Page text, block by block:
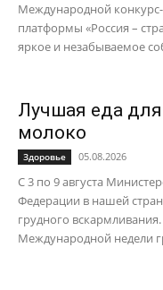
Международной
платформы «Россия –
яркое и незабываемое
Лучшая еда
молоко
Здоровье 05.08.2026
С 3 по 9 августа
Федерации в нашей
грудного
Международной недели